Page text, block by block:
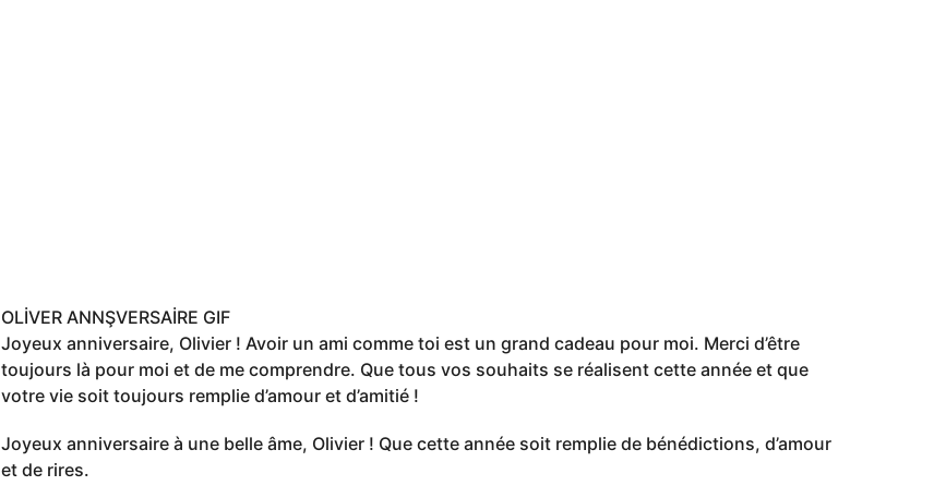
OLİVER ANNŞVERSAİRE GIF
Joyeux anniversaire, Olivier ! Avoir un ami comme toi est un grand cadeau pour moi. Merci d’être
toujours là pour moi et de me comprendre. Que tous vos souhaits se réalisent cette année et que
votre vie soit toujours remplie d’amour et d’amitié !
Joyeux anniversaire à une belle âme, Olivier ! Que cette année soit remplie de bénédictions, d’amour
et de rires.